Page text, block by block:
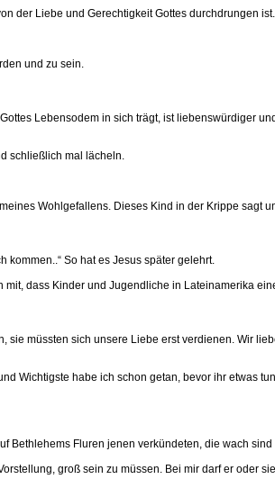
der Liebe und Gerechtigkeit Gottes durchdrungen ist.
und zu sein.
Lebensodem in sich trägt, ist liebenswürdiger
schließlich mal lächeln.
Wohlgefallens. Dieses Kind in der Krippe sagt
kommen..“ So hat es Jesus später gelehrt.
dass Kinder und Jugendliche in Lateinamerika
müssten sich unsere Liebe erst verdienen. Wir
Wichtigste habe ich schon getan, bevor ihr etwas
Bethlehems Fluren jenen verkündeten, die wach
groß sein zu müssen. Bei mir darf er oder